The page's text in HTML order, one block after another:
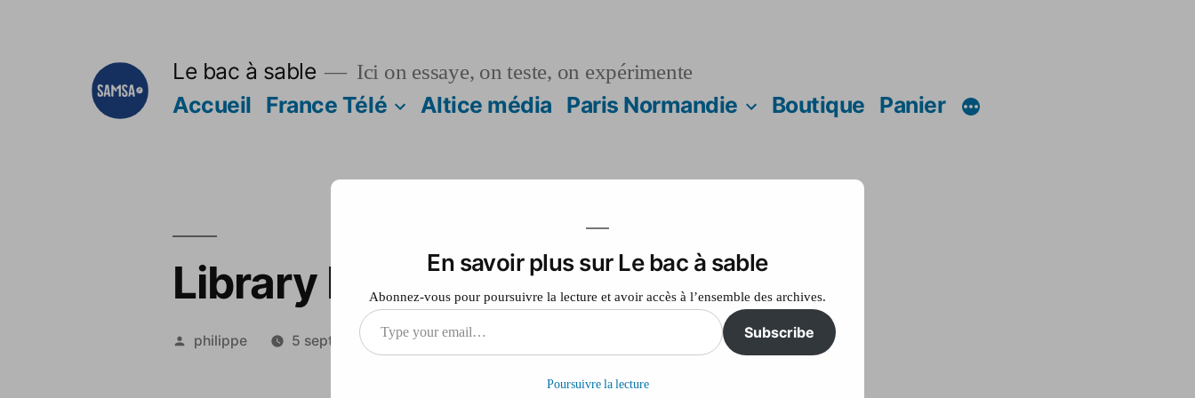
Le bac à sable Ici on essaye, on teste, on expérimente
Accueil France Télé Altice média Paris Normandie Boutique Panier
Library D3.js
Publié
philippe 5 septembre 2013 Laisser un commentaire
D3.js
En savoir plus sur Le bac à sable
Abonnez-vous pour poursuivre la lecture et avoir accès à l’ensemble des archives.
Type
your
Subscribe
Poursuivre la lecture